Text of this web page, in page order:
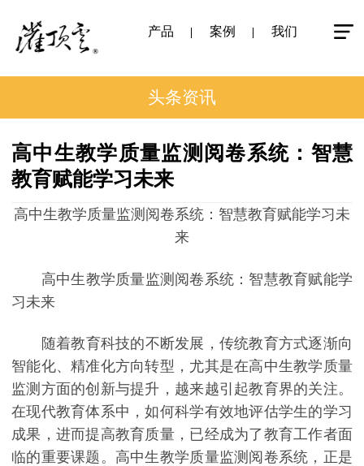
产品 案例 我们
头条资讯
高中生教学质量监测阅卷系统：智慧
教育赋能学习未来
高中生教学质量监测阅卷系统：智慧教育赋能学习未
来
高中生教学质量监测阅卷系统：智慧教育赋能学
习未来
随着教育科技的不断发展，传统教育方式逐渐向
智能化、精准化方向转型，尤其是在高中生教学质量
监测方面的创新与提升，越来越引起教育界的关注。
在现代教育体系中，如何科学有效地评估学生的学习
成果，进而提高教育质量，已经成为了教育工作者面
临的重要课题。高中生教学质量监测阅卷系统，正是